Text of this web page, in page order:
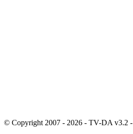
© Copyright 2007 - 2026 - TV-DA v3.2 -